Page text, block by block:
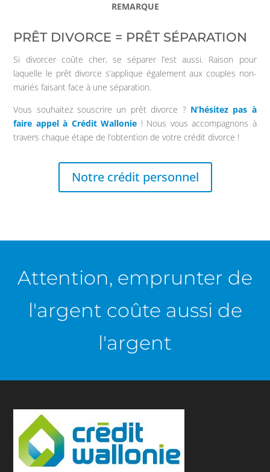
REMARQUE
PRÊT DIVORCE = PRÊT SÉPARATION
Si divorcer coûte cher, se séparer l’est aussi. Raison pour
laquelle le prêt divorce s’applique également aux couples non-
mariés faisant face à une séparation.
Vous souhaitez souscrire un prêt divorce ? N’hésitez pas à
faire appel à Crédit Wallonie ! Nous vous accompagnons à
travers chaque étape de l’obtention de votre crédit divorce !
Notre crédit personnel
Attention, emprunter de
l'argent coûte aussi de
l'argent